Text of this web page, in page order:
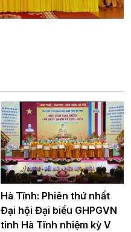
Hà Tĩnh: Phiên thứ nhất
Đại hội Đại biểu GHPGVN
tỉnh Hà Tĩnh nhiệm kỳ V